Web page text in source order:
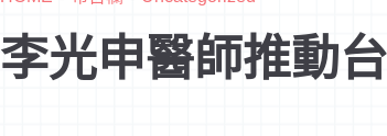
李光申醫師推動